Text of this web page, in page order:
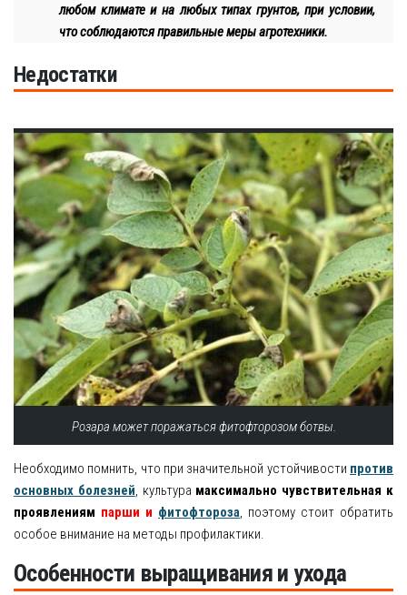
любом климате и на любых типах грунтов, при условии,
что соблюдаются правильные меры агротехники.
Недостатки
Розара может поражаться фитофторозом ботвы.
Необходимо помнить, что при значительной устойчивости против
основных болезней, культура максимально чувствительная к
проявлениям парши и фитофтороза, поэтому стоит обратить
особое внимание на методы профилактики.
Особенности выращивания и ухода